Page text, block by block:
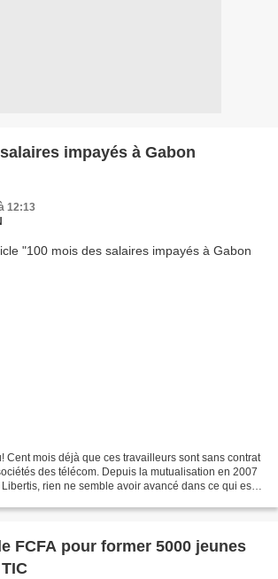
impayés à Gabon
12:13
Cent mois déjà que ces travailleurs sont sans contrat
des télécom. Depuis la mutualisation en 2007
rien ne semble avoir avancé dans ce qui est
FCFA pour former 5000 jeunes